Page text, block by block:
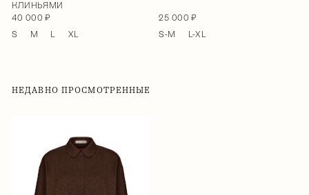
КЛИНЬЯМИ
40 000 ₽
S
M L XL
25 000 ₽
S-M
L-XL
НЕДАВНО ПРОСМОТРЕННЫЕ